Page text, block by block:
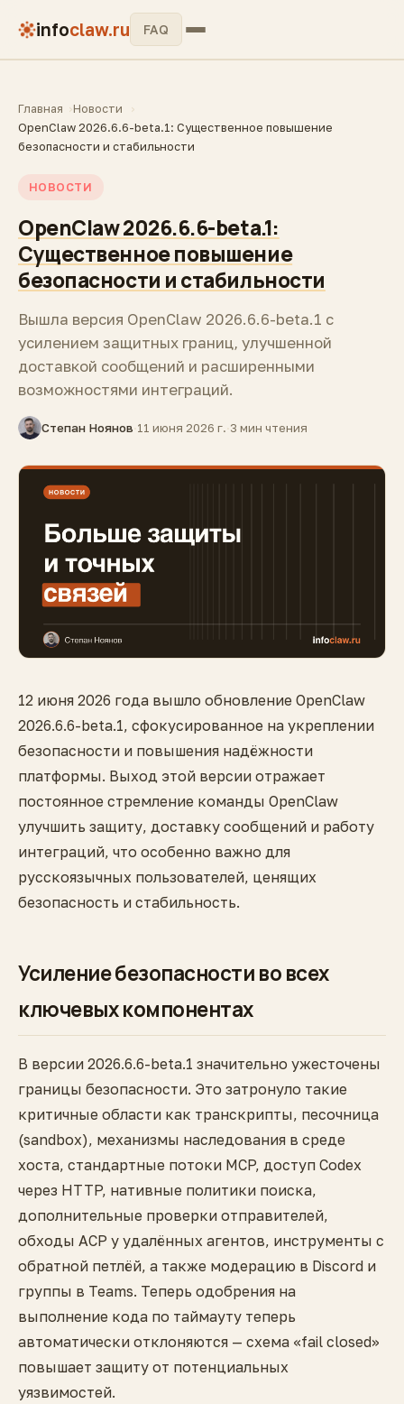
infoclaw.ru FAQ
Главная
Новости
OpenClaw 2026.6.6-beta.1: Существенное повышение
безопасности и стабильности
НОВОСТИ
OpenClaw 2026.6.6-beta.1:
Существенное повышение
безопасности и стабильности
Вышла версия OpenClaw 2026.6.6-beta.1 с
усилением защитных границ, улучшенной
доставкой сообщений и расширенными
возможностями интеграций.
Степан Ноянов·11 июня 2026 г.·3 мин чтения
12 июня 2026 года вышло обновление OpenClaw
2026.6.6-beta.1, сфокусированное на укреплении
безопасности и повышения надёжности
платформы. Выход этой версии отражает
постоянное стремление команды OpenClaw
улучшить защиту, доставку сообщений и работу
интеграций, что особенно важно для
русскоязычных пользователей, ценящих
безопасность и стабильность.
Усиление безопасности во всех
ключевых компонентах
В версии 2026.6.6-beta.1 значительно ужесточены
границы безопасности. Это затронуло такие
критичные области как транскрипты, песочница
(sandbox), механизмы наследования в среде
хоста, стандартные потоки MCP, доступ Codex
через HTTP, нативные политики поиска,
дополнительные проверки отправителей,
обходы ACP у удалённых агентов, инструменты с
обратной петлёй, а также модерацию в Discord и
группы в Teams. Теперь одобрения на
выполнение кода по таймауту теперь
автоматически отклоняются — схема «fail closed»
повышает защиту от потенциальных
уязвимостей.